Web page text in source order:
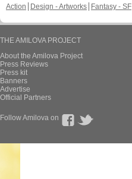
Action
Design - Artworks Fantasy - SF
THE AMILOVA PROJECT
About the Amilova Project
Press Reviews
Press kit
Banners
Advertise
Official Partners
Follow Amilova on